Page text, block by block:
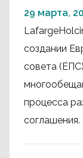
29 марта,
создании
совета
процесса
соглашения.